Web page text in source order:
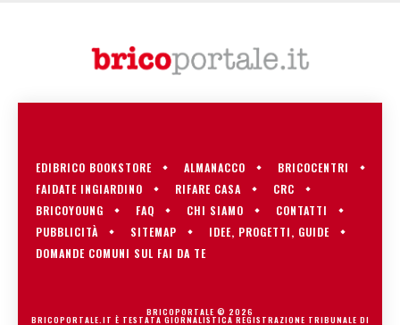
EDIBRICO BOOKSTORE ALMANACCO
BRICOCENTRI
FAIDATE INGIARDINO
RIFARE CASA
CRC
BRICOYOUNG
FAQ CHI SIAMO
CONTATTI
PUBBLICITÀ
SITEMAP
IDEE, PROGETTI, GUIDE
DOMANDE COMUNI SUL FAI DA TE
BRICOPORTALE © 2026
BRICOPORTALE.IT È TESTATA GIORNALISTICA REGISTRAZIONE TRIBUNALE DI